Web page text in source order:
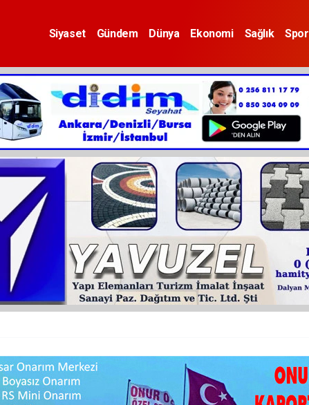
Siyaset Gündem Dünya Ekonomi Sağlık Spor